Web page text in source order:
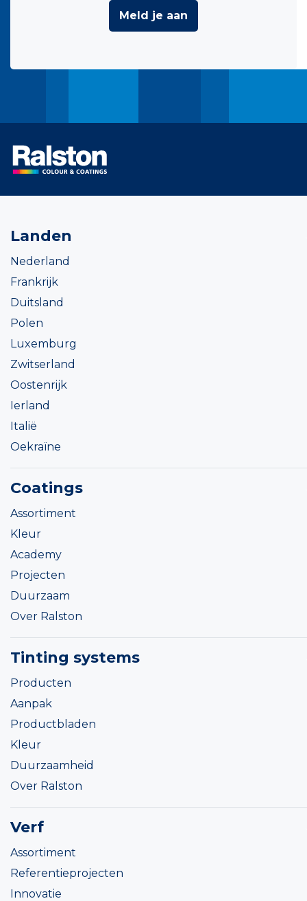
Meld je aan
Landen
Nederland
Frankrijk
Duitsland
Polen
Luxemburg
Zwitserland
Oostenrijk
Ierland
Italië
Oekraïne
Coatings
Assortiment
Kleur
Academy
Projecten
Duurzaam
Over Ralston
Tinting systems
Producten
Aanpak
Productbladen
Kleur
Duurzaamheid
Over Ralston
Verf
Assortiment
Referentieprojecten
Innovatie